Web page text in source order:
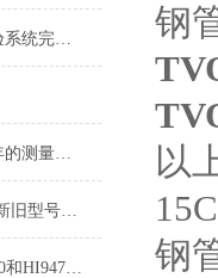
尘埃粒子计数器抽样检验系统完成产品检测目标
五参数气象仪可保存一年的测量数据
意大利哈纳溶解氧-浊度新旧型号对照表2015
哈钠氨氮试剂HI94764B-0和HI94764-0测量原理
钢
以
钢